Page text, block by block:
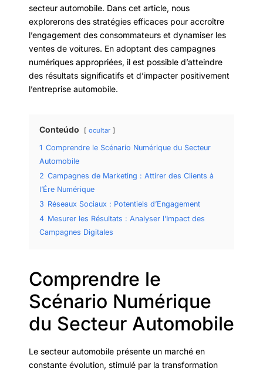
secteur automobile. Dans cet article, nous
explorerons des stratégies efficaces pour accroître
l’engagement des consommateurs et dynamiser les
ventes de voitures. En adoptant des campagnes
numériques appropriées, il est possible d’atteindre
des résultats significatifs et d’impacter positivement
l’entreprise automobile.
Conteúdo ocultar
1 Comprendre le Scénario Numérique du Secteur
Automobile
2 Campagnes de Marketing : Attirer des Clients à
l’Ére Numérique
3 Réseaux Sociaux : Potentiels d’Engagement
4 Mesurer les Résultats : Analyser l’Impact des
Campagnes Digitales
Comprendre le
Scénario Numérique
du Secteur Automobile
Le secteur automobile présente un marché en
constante évolution, stimulé par la transformation